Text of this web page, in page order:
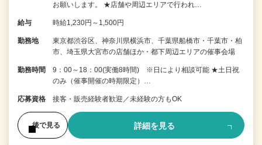
お願いします。 ★店舗や周辺エリアで行われ…
給与 時給1,230円～1,500円
勤務地
東京都渋谷区、神奈川県横浜市、千葉県船橋市・千葉市・柏
市、埼玉県大宮市の店舗ほか・都下周辺エリアの催事会場
勤務時間
9：00～18：00(実働8時間) ※日により相談可能 ★土日祝
のみ（催事開催の時期限定）…
応募資格 接客・販売経験者歓迎／未経験の方もOK
後で見る 詳細を見る